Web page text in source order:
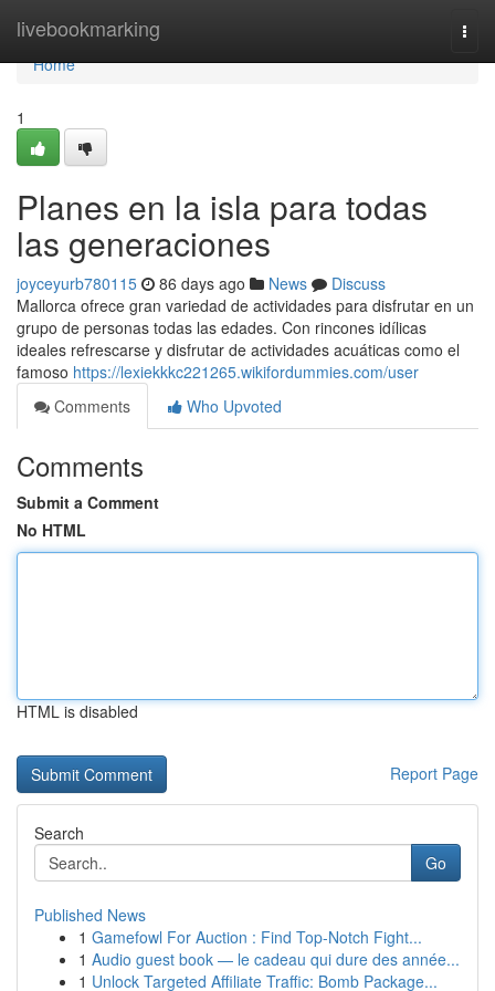
livebookmarking
Home
Home
1
Planes en la isla para todas
las generaciones
joyceyurb780115 86 days ago News
Discuss
Mallorca ofrece gran variedad de actividades para disfrutar en un
grupo de personas todas las edades. Con rincones idílicas
ideales refrescarse y disfrutar de actividades acuáticas como el
famoso https://lexiekkkc221265.wikifordummies.com/user
Comments
Who Upvoted
Comments
Submit a Comment
No HTML
HTML is disabled
Report Page
Search
Go
Published News
1 Gamefowl For Auction : Find Top-Notch Fight...
1 Audio guest book — le cadeau qui dure des année...
1 Unlock Targeted Affiliate Traffic: Bomb Package...